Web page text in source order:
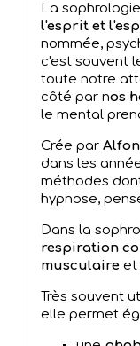
La
l'esprit et
nommée,
c'est souvent
toute notre
côté par nos
le mental
Crée par
dans les
méthodes
hypnose,
Dans la
respiration
musculaire et
Très souvent
elle permet